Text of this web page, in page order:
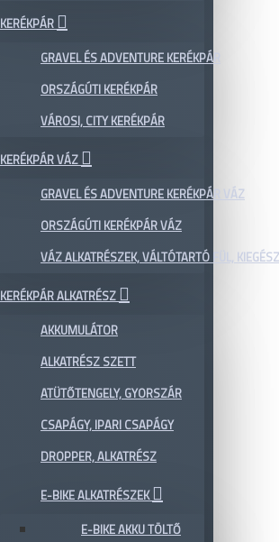
KERÉKPÁR
GRAVEL ÉS ADVENTURE KERÉKPÁR
ORSZÁGÚTI KERÉKPÁR
VÁROSI, CITY KERÉKPÁR
KERÉKPÁR VÁZ
GRAVEL ÉS ADVENTURE KERÉKPÁR VÁZ
ORSZÁGÚTI KERÉKPÁR VÁZ
VÁZ ALKATRÉSZEK, VÁLTÓTARTÓ FÜL,
KERÉKPÁR ALKATRÉSZ
AKKUMULÁTOR
ALKATRÉSZ SZETT
ATÜTŐTENGELY, GYORSZÁR
CSAPÁGY, IPARI CSAPÁGY
DROPPER, ALKATRÉSZ
E-BIKE ALKATRÉSZEK
E-BIKE AKKU TÖLTŐ